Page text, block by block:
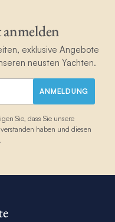
exklusive Angebote
neusten Yachten.
ANMELDUNG
Sie, dass Sie unsere
haben und diesen